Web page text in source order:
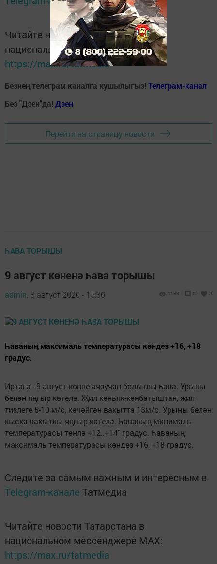
Читайте новости Татарстана в
национальном мессенджере MАХ:
https://max.ru/tatmedia
Безнең телеграм каналга кушылыгыз! Телеграм-канал
Без "Дзен"да! Дзен
Перейти на страницу новости
ҺАВА ТОРЫШЫ
9 август көненә һава торышы
admin, 8 август 2020 - 15:30 1188 0 0
Һаваның максималь температурасы көндез +16, +18
градус.
Иртәгә - 9 август көнне аязучан болытлы һава. Урыны
белән яңгыр көтелә. Җил көньяк-көнбатыштан, җил
тизлеге 5-10 м/с, көчәйгән вакытта 15м/с. Урыны белән
кыска вакытлы яңгыр көтелә. Һаваның минималь
температурасы төнлә +12..+14˚ градус. Һаваның
максималь температурасы көндез +16, +18 градус.
Следите за самым важным и интересным в
Telegram-канале Татмедиа
Читайте новости Татарстана в
национальном мессенджере MАХ:
https://max.ru/tatmedia